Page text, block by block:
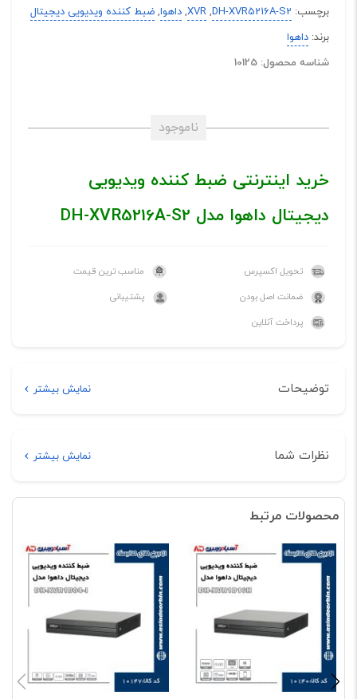
برچسب: DH-XVR5216A-S2
,
XVR
, داهوا, ضبط کننده ویدیویی دیجیتال
برند: داهوا
شناسه محصول: 10125
ناموجود
خرید اینترنتی ضبط کننده ویدیویی
دیجیتال داهوا مدل DH-XVR5216A-S2
تحویل اکسپرس
مناسب ترین قیمت
ضمانت اصل بودن
پشتیبانی
پرداخت آنلاین
توضیحات نمایش بیشتر
نظرات شما نمایش بیشتر
هیچ دیدگاهی برای این محصول نوشته نشده است.
اولین نفری باشید که دیدگاهی را ارسال می کنید برای
“ضبط کننده ویدیویی دیجیتال داهوا مدل DH-XVR5216A-
S2”
نشانی ایمیل شما منتشر نخواهد شد.
بخش‌های موردنیاز علامت‌گذاری
شده‌اند
*
امتیاز شما
محصولات مرتبط